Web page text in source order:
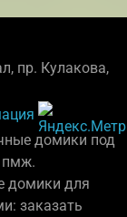
пр. Кулакова,
домики под
пмж.
домики для
заказать